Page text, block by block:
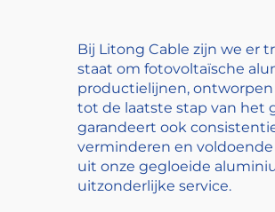
Bij Litong Cable zijn we er
staat om fotovoltaïsche
productielijnen,
tot de laatste stap van het
garandeert ook
verminderen en
uit onze gegloeide
uitzonderlijke service.